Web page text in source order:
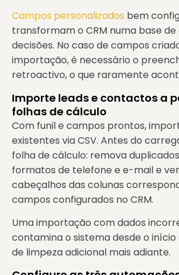
Campos personalizados bem
transformam o CRM numa base
decisões. No caso de campos
importação, é necessário o
retroactivo, o que raramente
Importe leads e contactos a
folhas de cálculo
Com funil e campos prontos,
existentes via CSV. Antes do
folha de cálculo: remova
formatos de telefone e e-mail e
cabeçalhos das colunas
campos configurados no CRM.
Uma importação com dados
contamina o sistema desde o
de limpeza adicional mais adiante.